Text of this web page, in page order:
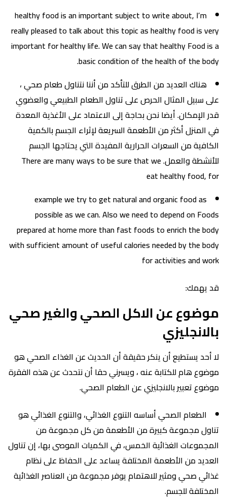
healthy food is an important subject to write about, I’m
really pleased to talk about this topic as healthy food is very
important for healthy life. We can say that healthy Food is a
basic condition of the health of the body.
هناك العديد من الطرق للتأكد من أننا نتناول طعام صحي ،
على سبيل المثال الحرص على تناول الطعام الطبيعي والعضوي
قدر الإمكان. أيضا نحن بحاجة إلى الاعتماد على الأغذية المعدة
في المنزل أكثر من الأطعمة السريعة لإثراء الجسم بالكمية
الكافية من السعرات الحرارية المفيدة التي يحتاجها الجسم
للأنشطة والعمل. There are many ways to be sure that we
eat healthy food, for
example we try to get natural and organic food as
possible as we can. Also we need to depend on Foods
prepared at home more than fast foods to enrich the body
with sufficient amount of useful calories needed by the body
for activities and work
قد يهمك:
موضوع عن الاكل الصحي والغير صحي
بالانجليزي
لا أحد يستطيع أن ينكر حقيقة أن الحديث عن الغذاء الصحي هو
موضوع هام للكتابة عنه ، ويسرني حقا أن نتحدث عن هذه الفقرة
موضوع تعبير بالانجليزي عن الطعام الصحي.
الطعام الصحي أساسه التنوع الغذائي، والتنوع الغذائي هو
تناول مجموعة كبيرة من الأطعمة من كل مجموعة من
المجموعات الغذائية الخمس، في الكميات الموصى بها، إن تناول
العديد من الأطعمة المختلفة يساعد على الحفاظ على نظام
غذائي صحي ومثير للاهتمام يوفر مجموعة من العناصر الغذائية
المختلفة للجسم.